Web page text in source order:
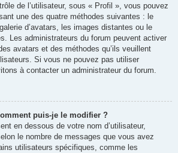
de l’utilisateur, sous « Profil », vous pouvez
une des quatre méthodes suivantes : le
d’avatars, les images distantes ou le
Les administrateurs du forum peuvent activer
avatars et des méthodes qu’ils veuillent
Si vous ne pouvez pas utiliser
à contacter un administrateur du forum.
puis-je le modifier ?
en dessous de votre nom d’utilisateur,
le nombre de messages que vous avez
utilisateurs spécifiques, comme les